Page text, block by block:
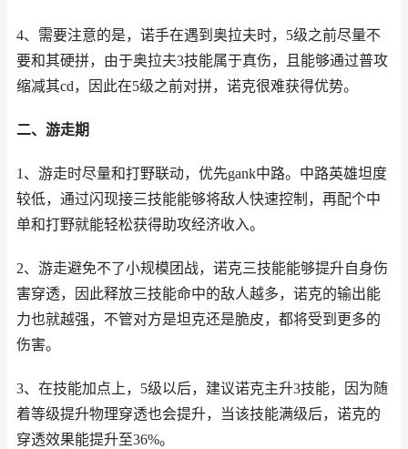
4、需要注意的是，诺手在遇到奥拉夫时，5级之前尽量不
要和其硬拼，由于奥拉夫3技能属于真伤，且能够通过普攻
缩减其cd，因此在5级之前对拼，诺克很难获得优势。
二、游走期
1、游走时尽量和打野联动，优先gank中路。中路英雄坦度
较低，通过闪现接三技能能够将敌人快速控制，再配个中
单和打野就能轻松获得助攻经济收入。
2、游走避免不了小规模团战，诺克三技能能够提升自身伤
害穿透，因此释放三技能命中的敌人越多，诺克的输出能
力也就越强，不管对方是坦克还是脆皮，都将受到更多的
伤害。
3、在技能加点上，5级以后，建议诺克主升3技能，因为随
着等级提升物理穿透也会提升，当该技能满级后，诺克的
穿透效果能提升至36%。